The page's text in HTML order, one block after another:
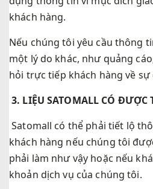
khách hàng.
Nếu chúng tôi yêu cầu thông
một lý do khác, như quảng
hỏi trực tiếp khách hàng về sự
3. LIỆU SATOMALL CÓ ĐƯỢC
Satomall có thể phải tiết lộ
khách hàng nếu chúng tôi
phải làm như vậy hoặc nếu
khoản dịch vụ của chúng tôi.